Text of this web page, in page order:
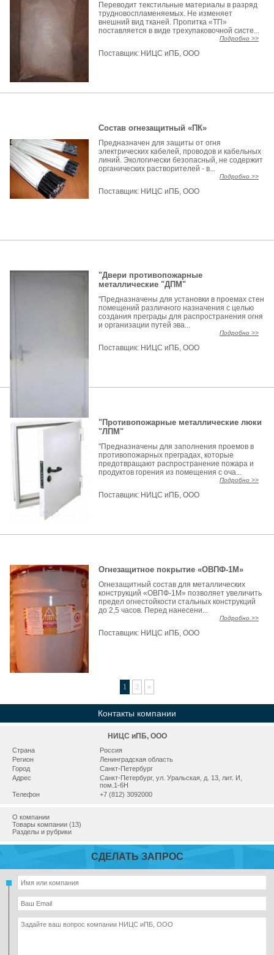
Переводит текстильные материалы в разряд
трудновоспламеняемых. Не изменяет
внешний вид тканей. Пропитка «ТП»
поставляется в виде трехупаковочной систе...
Подробно >>
Поставщик: НИЦС иПБ, ООО
Состав огнезащитный «ПК»
Предназначен для защиты от огня
электрических кабелей, проводов и кабельных
линий. Экологически безопасный, не содержит
органических растворителей - в...
Подробно >>
Поставщик: НИЦС иПБ, ООО
"Двери противопожарные
металлические "ДПМ"
"Предназначены для установки в проемах стен
помещений различного назначения с целью
создания преграды для распространения огня
и организации путей эва...
Подробно >>
Поставщик: НИЦС иПБ, ООО
"Противопожарные металлические люки
"ЛПМ"
"Предназначены для заполнения проемов в
противопожарных преградах, которые
предотвращают распространение пожара и
продуктов горения из помещения с оча...
Подробно >>
Поставщик: НИЦС иПБ, ООО
Огнезащитное покрытие «ОВПФ-1М»
Огнезащитный состав для металлических
конструкций «ОВПФ-1М» позволяет увеличить
предел огнестойкости стальных конструкций
до 2,5 часов. Перед нанесени...
Подробно >>
Поставщик: НИЦС иПБ, ООО
1 2 »
Контакты компании
НИЦС иПБ, ООО
Страна
Россия
Регион
Ленинградская область
Город
Санкт-Петербург
Адрес
Санкт-Петербург, ул. Уральская, д. 13, лит. И,
пом.1-6Н
Телефон
+7 (812) 3092000
О компании
Товары компании (13)
Разделы и рубрики
СДЕЛАТЬ ЗАПРОС